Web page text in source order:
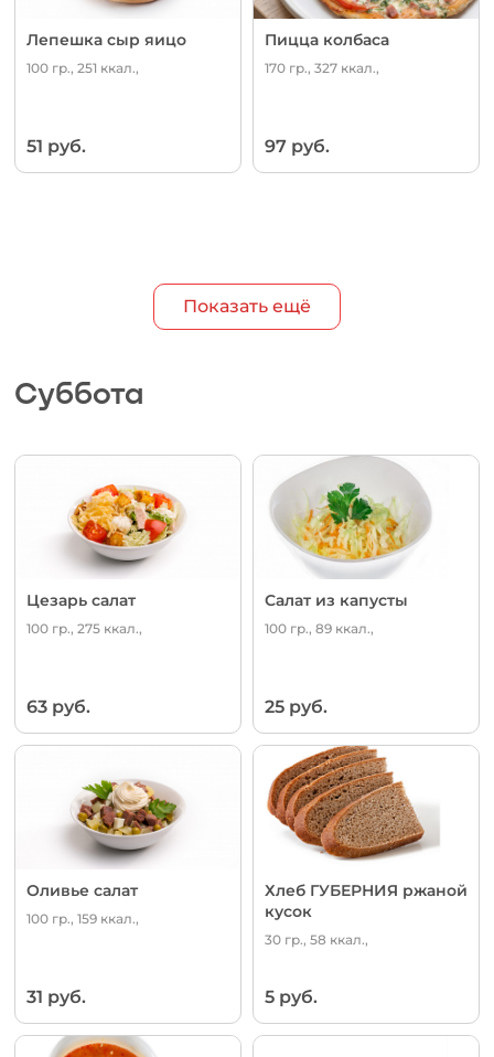
Лепешка сыр яицо
100 гр., 251 ккал.,
51 руб.
Пицца колбаса
170 гр., 327 ккал.,
97 руб.
Показать ещё
Суббота
Цезарь салат
100 гр., 275 ккал.,
63 руб.
Салат из капусты
100 гр., 89 ккал.,
25 руб.
Оливье салат
100 гр., 159 ккал.,
31 руб.
Хлеб ГУБЕРНИЯ ржаной
кусок
30 гр., 58 ккал.,
5 руб.